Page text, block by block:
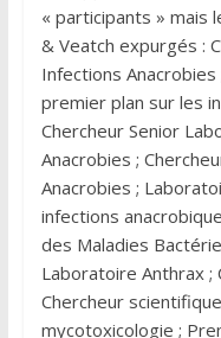
« participants » mais
& Veatch expurgés :
Infections
premier plan sur les
Chercheur Senior
Anacrobies ;
Anacrobies ;
infections
des Maladies
Laboratoire Anthrax ;
Chercheur
mycotoxicologie ;